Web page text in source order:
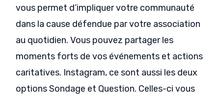
vous permet d’impliquer votre communauté
dans la cause défendue par votre association
au quotidien. Vous pouvez partager les
moments forts de vos événements et actions
caritatives. Instagram, ce sont aussi les deux
options Sondage et Question. Celles-ci vous